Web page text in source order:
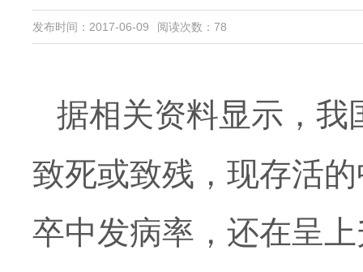
发布时间：2017-06-09 阅读次数： 78
据相关资料显示，我
致死或致残，现存活
卒中发病率，还在呈